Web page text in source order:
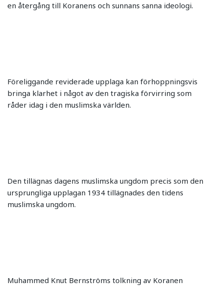
en återgång till Koranens och sunnans sanna ideologi.
Föreliggande reviderade upplaga kan förhoppningsvis
bringa klarhet i något av den tragiska förvirring som
råder idag i den muslimska världen.
Den tillägnas dagens muslimska ungdom precis som den
ursprungliga upplagan 1934 tillägnades den tidens
muslimska ungdom.
Muhammed Knut Bernströms tolkning av Koranen